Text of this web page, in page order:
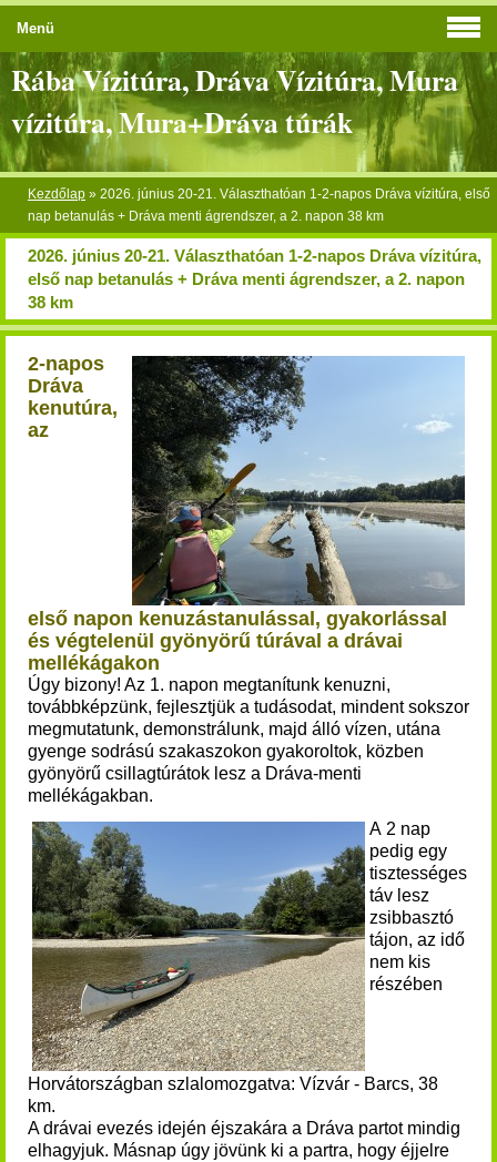
Rába Vízitúra, Dráva Vízitúra, Mura
vízitúra, Mura+Dráva túrák
Kezdőlap » 2026. június 20-21. Választhatóan 1-2-napos Dráva vízitúra, első
nap betanulás + Dráva menti ágrendszer, a 2. napon 38 km
2026. június 20-21. Választhatóan 1-2-napos Dráva vízitúra,
első nap betanulás + Dráva menti ágrendszer, a 2. napon
38 km
2-napos
Dráva
kenutúra,
az
első napon kenuzástanulással, gyakorlással
és végtelenül gyönyörű túrával a drávai
mellékágakon
Úgy bizony! Az 1. napon megtanítunk kenuzni,
továbbképzünk, fejlesztjük a tudásodat, mindent sokszor
megmutatunk, demonstrálunk, majd álló vízen, utána
gyenge sodrású szakaszokon gyakoroltok, közben
gyönyörű csillagtúrátok lesz a Dráva-menti
mellékágakban.
A 2 nap
pedig egy
tisztességes
táv lesz
zsibbasztó
tájon, az idő
nem kis
részében
Horvátországban szlalomozgatva: Vízvár - Barcs, 38
km.
A drávai evezés idején éjszakára a Dráva partot mindig
elhagyjuk. Másnap úgy jövünk ki a partra, hogy éjjelre
Menü